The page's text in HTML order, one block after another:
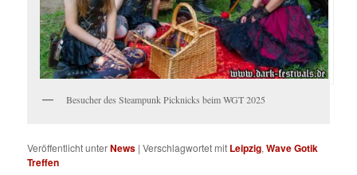
Besucher des Steampunk Picknicks beim WGT 2025
Veröffentlicht unterNews |Verschlagwortet mit Leipzig,Wave Gotik
Treffen